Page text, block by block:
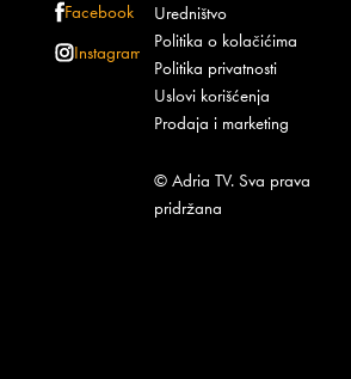
Facebook
Instagram
Uredništvo
Politika o kolačićima
Politika privatnosti
Uslovi korišćenja
Prodaja i marketing
© Adria TV. Sva prava
pridržana